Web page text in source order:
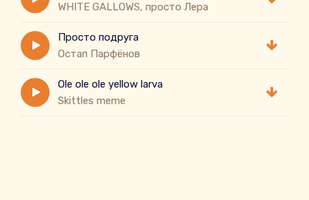
WHITE GALLOWS, просто Лера
Просто подруга
Остап Парфёнов
Ole ole ole yellow larva
Skittles meme